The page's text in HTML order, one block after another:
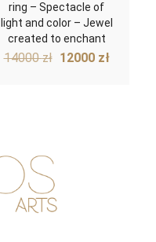
ring – Spectacle of
light and color – Jewel
created to enchant
14000zł Original
12000 złCurrent